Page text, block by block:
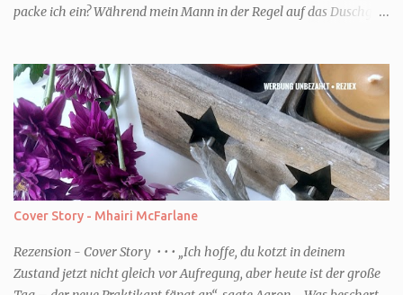
packe ich ein? Während mein Mann in der Regel auf das Duschgel
Urlaub Entspannung und Wellness. Falls ihr ähnlich denkt, lasst
uns doch herausfinden, welcher Duschtyp ihr seid. TYP
GENIESSER Egal, ob Strand oder Städtetrip - für euch gehört
gutes Essen, ein guter Wein oder Cocktail, vielleicht ein gutes Buch
dazu. Ihr liebt es Sonnenuntergänge zu beobachten und genießt
einfach jeden Moment. Dann seid ihr wie ich der Typ Genießer.
Hier empfehle ich tatsächlich Düfte die zur Jahreszeit passen, weil
ihr dann bessere entspannen könnt. Zum Beispiel ein Duschgel mit
einem frisch-fruchtigen Duft, wie die Kneipp Aroma-Pflegedusche
“ Sommer Flirt ...
Cover Story - Mhairi McFarlane
Rezension - Cover Story • • • „Ich hoffe, du kotzt in deinem
Zustand jetzt nicht gleich vor Aufregung, aber heute ist der große